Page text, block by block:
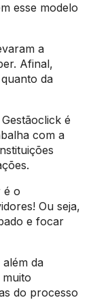
esse modelo
a
Afinal,
da
é
com a
é o
Ou seja,
e focar
da
do processo